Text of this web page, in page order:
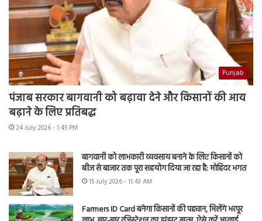
Punjab
पंजाब सरकार बागवानी को बढ़ावा देने और किसानों की आय
बढ़ाने के लिए प्रतिबद्ध
24 July 2026 - 1:45 PM
बागवानी को लाभकारी व्यवसाय बनाने के लिए किसानों को
बीज से बाजार तक पूरा सहयोग दिया जा रहा है: मोहिंदर भगत
15 July 2026 - 11:43 AM
Farmers ID Card बनेगा किसानों की पहचान, मिलेंगे भरपूर